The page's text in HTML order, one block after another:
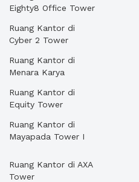
Eighty8 Office Tower
Ruang Kantor di
Cyber 2 Tower
Ruang Kantor di
Menara Karya
Ruang Kantor di
Equity Tower
Ruang Kantor di
Mayapada Tower I
Ruang Kantor di AXA
Tower